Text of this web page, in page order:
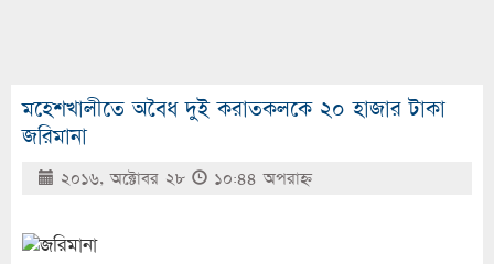
মহেশখালীতে অবৈধ দুই করাতকলকে ২০ হাজার টাকা
জরিমানা
২০১৬, অক্টোবর ২৮ ১০:৪৪ অপরাহ্ণ